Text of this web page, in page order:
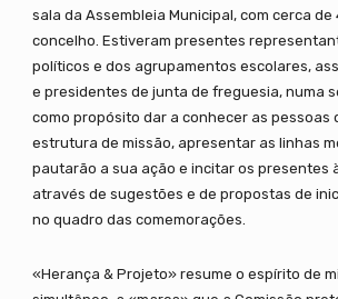
sala da Assembleia Municipal, com cerca
concelho. Estiveram presentes
políticos e dos agrupamentos escolares,
e presidentes de junta de freguesia, numa
como propósito dar a conhecer as pessoas
estrutura de missão, apresentar as linhas
pautarão a sua ação e incitar os presentes
através de sugestões e de propostas de
no quadro das comemorações.
«Herança & Projeto» resume o espírito de